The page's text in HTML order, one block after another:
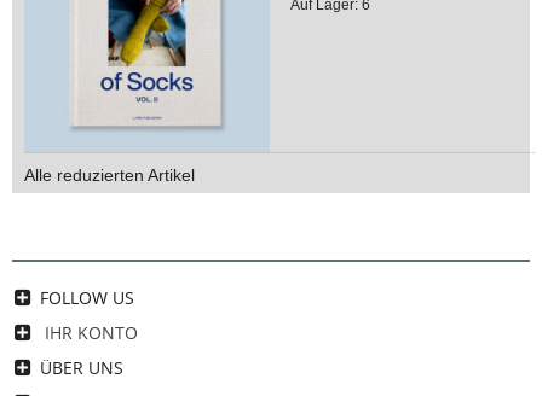
Auf Lager: 6
Alle reduzierten Artikel
FOLLOW US
IHR KONTO
ÜBER UNS